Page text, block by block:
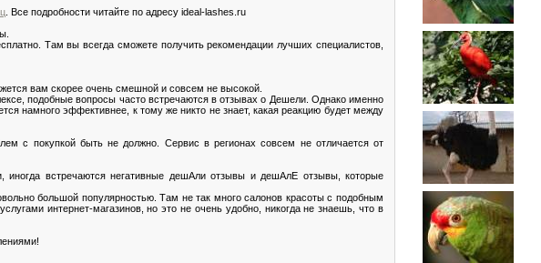
. Все подробности читайте по адресу ideal-lashes.ru
Там вы всегда сможете получить рекомендации лучших специалистов,
вам скорее очень смешной и совсем не высокой.
подобные вопросы часто встречаются в отзывах о Дешели. Однако именно
намного эффективнее, к тому же никто не знает, какая реакцию будет между
с покупкой быть не должно. Сервис в регионах совсем не отличается от
иногда встречаются негативные дешАли отзывы и дешАлЕ отзывы, которые
большой популярностью. Там не так много салонов красоты с подобным
интернет-магазинов, но это не очень удобно, никогда не знаешь, что в